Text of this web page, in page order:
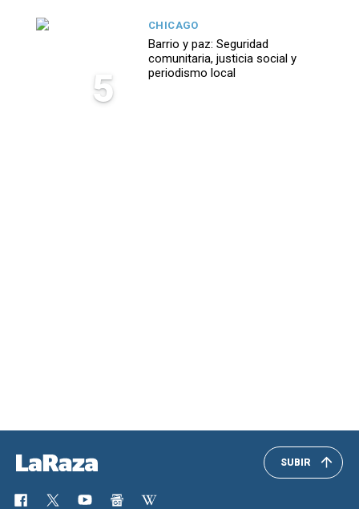
5
CHICAGO
Barrio y paz: Seguridad
comunitaria, justicia social y
periodismo local
SUBIR